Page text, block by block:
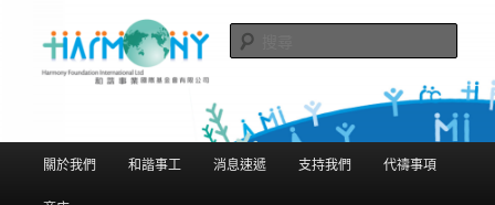
和諧事業國際基金會有限公司
Harmony Foundation International
Limited
尋
關於我們 和諧事工 消息速遞 支持我們 代禱事項